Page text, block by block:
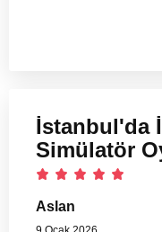
İstanbul'da
Simülatör
Aslan